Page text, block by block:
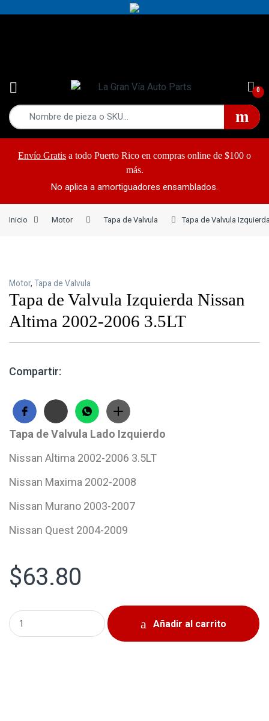
0
Envío Gratis a todo Puerto Rico en compras online de $100 o
más.
No aplica a amortiguadores ensamblados.
Inicio Motor Tapa de Valvula Tapa de Valvula
Motor, Tapa de Valvula
Tapa de Valvula Izquierda Nissan
Altima 2002-2006 3.5LT
Compartir:
Tapa de Valvula Lado Izquierdo
Nissan Altima 2002-2006 3.5LT
Nissan Maxima 2002-2008
Nissan Murano 2003-2007
Nissan Quest 2004-2009
$63.80
Tapa de Valvula Izquierda Nissan Altima 2002-2006 3.5LT
Añadir al carrito